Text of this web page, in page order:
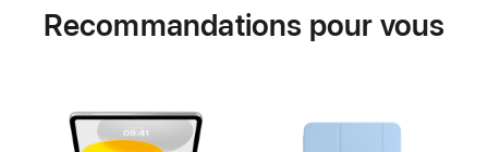
Recommandations pour vous